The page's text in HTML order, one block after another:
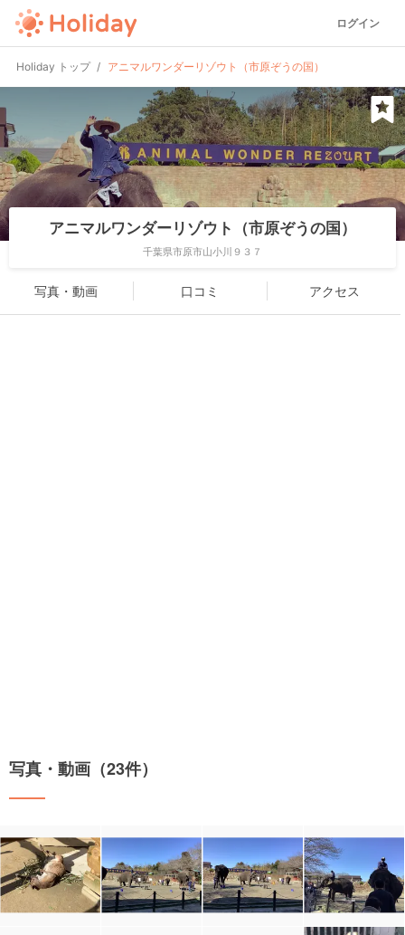
ログイン
Holiday トップ アニマルワンダーリゾウト（市原ぞうの国）
アニマルワンダーリゾウト（市原ぞうの国）
千葉県市原市山小川９３７
写真・動画 口コミ アクセス
写真・動画（23件）